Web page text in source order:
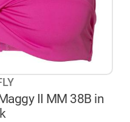
II MM 38B in